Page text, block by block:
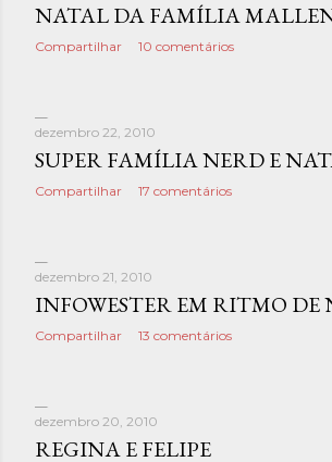
NATAL DA FAMÍLIA
Compartilhar 10 comentários
dezembro 22, 2010
SUPER FAMÍLIA NERD E
Compartilhar 17 comentários
dezembro 21, 2010
INFOWESTER EM RITMO DE
Compartilhar 13 comentários
dezembro 20, 2010
REGINA E FELIPE